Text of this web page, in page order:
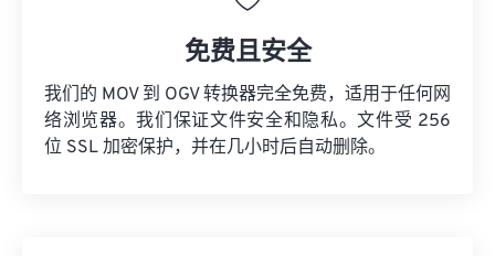
免费且安全
我们的 MOV 到 OGV 转换器完全免费，适用于任何网
络浏览器。我们保证文件安全和隐私。文件受 256
位 SSL 加密保护，并在几小时后自动删除。